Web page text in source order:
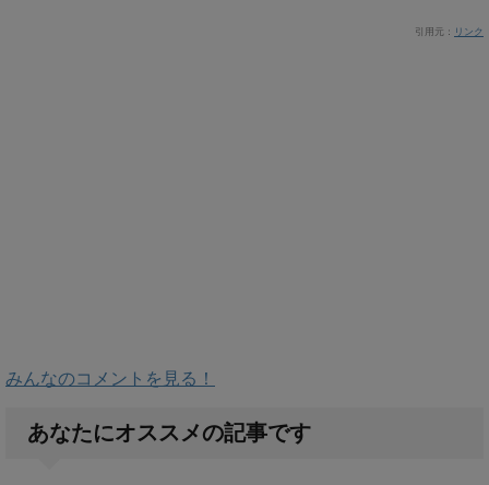
引用元： リンク
みんなのコメントを見る！
あなたにオススメの記事です